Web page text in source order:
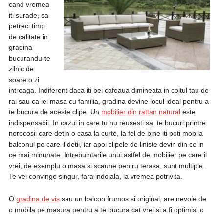
cand vremea
iti surade, sa
petreci timp
de calitate in
gradina
bucurandu-te
zilnic de
soare o zi
intreaga. Indiferent daca iti bei cafeaua dimineata in coltul tau de
rai sau ca iei masa cu familia, gradina devine locul ideal pentru a
te bucura de aceste clipe. Un mobilier din rattan naturaleste
indispensabil. In cazul in care tu nu reusesti sa te bucuri printre
norocosii care detin o casa la curte, la fel de bine iti poti mobila
balconul pe care il detii, iar apoi clipele de liniste devin din ce in
ce mai minunate. Intrebuintarile unui astfel de mobilier pe care il
vrei, de exemplu o masa si scaune pentru terasa, sunt multiple.
Te vei convinge singur, fara indoiala, la vremea potrivita.
O gradina de vissau un balcon frumos si original, are nevoie de
o mobila pe masura pentru a te bucura cat vrei si a fi optimist o